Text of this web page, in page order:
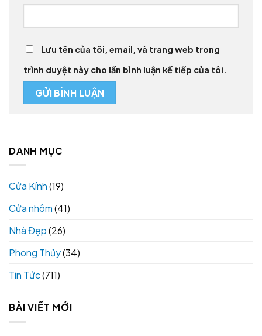
Lưu tên của tôi, email, và trang web trong
trình duyệt này cho lần bình luận kế tiếp của tôi.
DANH MỤC
Cửa Kính(19)
Cửa nhôm(41)
Nhà Đẹp(26)
Phong Thủy(34)
Tin Tức(711)
BÀI VIẾT MỚI